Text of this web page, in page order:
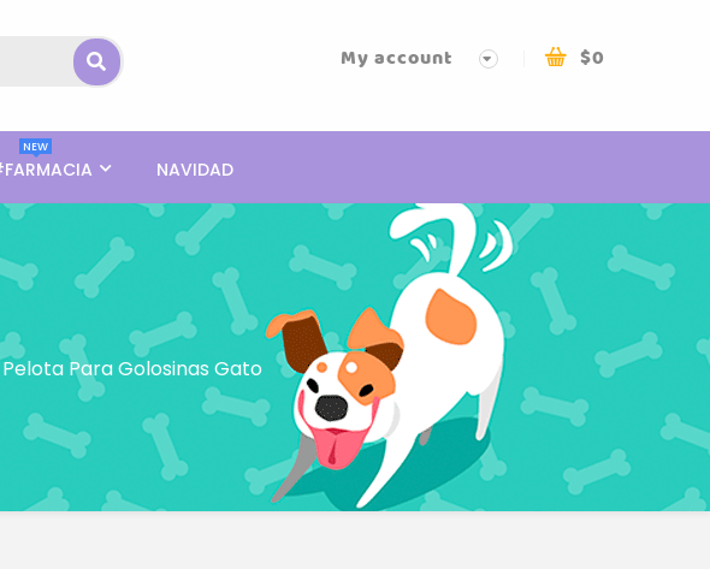
$0
My account
NEW
NAVIDAD
Para Golosinas Gato